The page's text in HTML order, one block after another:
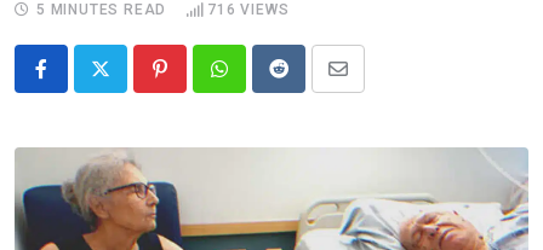
5 MINUTES READ 716 VIEWS
PinterestWhatsappRedditShare
Email